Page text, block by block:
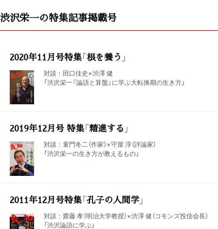
渋沢栄一の特集記事掲載号
2020年11月号特集「根を養う」
対談：田口佳史×渋澤 健
「渋沢栄一『論語と算盤』に学ぶ大転換期の生き方」
2019年12月号 特集「精進する」
対談：童門冬二（作家）×守屋 淳（評論家）
「渋沢栄一の生き方が教えるもの」
2011年12月号特集「孔子の人間学」
対談：齋藤 孝（明治大学教授）×渋澤 健（コモンズ投信会長）
「渋沢論語に学ぶ」